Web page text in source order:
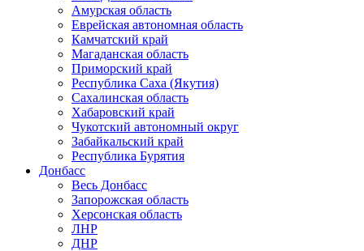
Амурская область
Еврейская автономная область
Камчатский край
Магаданская область
Приморский край
Республика Саха (Якутия)
Сахалинская область
Хабаровский край
Чукотский автономный округ
Забайкальский край
Республика Бурятия
Донбасс
Весь Донбасс
Запорожская область
Херсонская область
ЛНР
ДНР